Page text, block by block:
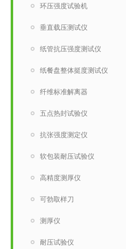
环压强度试验机
垂直载压测试仪
纸管抗压强度测试仪
纸餐盘整体挺度测试仪
纤维标准解离器
五点热封试验仪
抗张强度测定仪
软包装耐压试验仪
高精度测厚仪
可勃取样刀
测厚仪
耐压试验仪